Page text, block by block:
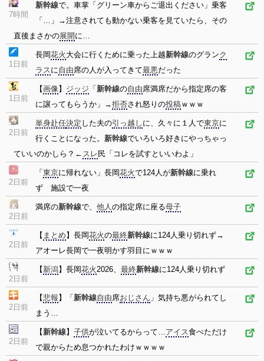
7時間
新幹線で。車掌「グリーン車からご退出ください」乗客
「…」→注意されても動かない乗客を見ていたら、その
直後まさかの展開 に…
1日前
長岡花火 大会に行くために乗った上越新幹線のグランク
ラスに自由席の人が入ってきて最悪だった
1日前
【画像】 ジッジ 「 新幹線の自由席満席だから指定席の客
に譲ってもらうか」→拒否され怒りの投稿ｗｗｗ
2日前
単身赴任決定 した夫の引っ越し に、久々に１人で東京に
行くことになった。 新幹線でいろいろ好きにやっちゃっ
ていいのかしら？← スレ 民「コレを試すといいわよ」
2日前
「 東京に帰れない」長岡花火で124人が新幹線に乗れ
ず 施設で一夜
2日前
満席の新幹線で、 他人の指定席に座る母子
2日前
【 まとめ 】長岡花火の最終新幹線に124人乗り切れず→
アオーレ長岡で一夜明かす羽目にｗｗｗ
2日前
【 新潟】長岡花火2026、 最終新幹線に124人乗り切れず
2日前
【悲報 】「 新幹線自由席おじさん 」気持ち悪がられてし
まう…
2日前
【新幹線】 子供が泣いてるからって…アイス食べただけ
で親からため息つかれたわけｗｗｗｗ